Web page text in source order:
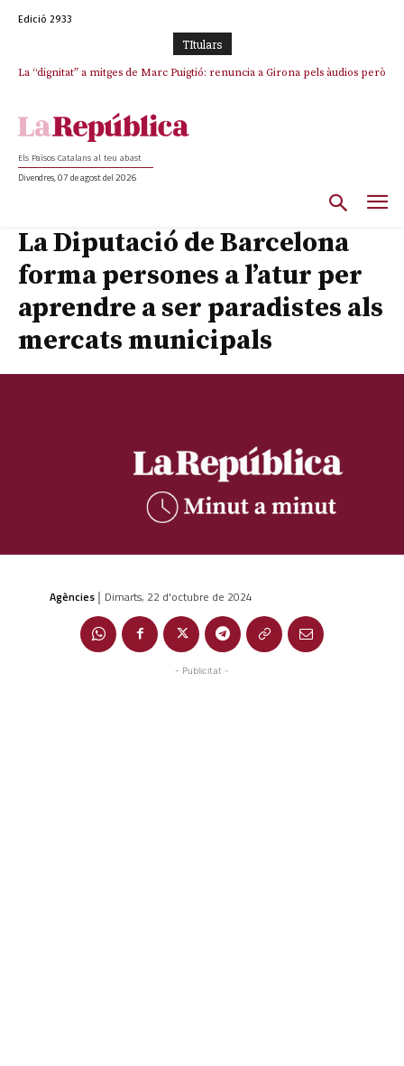
Edició 2933
TItulars
La “dignitat” a mitges de Marc Puigtió: renuncia a Girona pels àudios però
Junts exigeix que Catalunya quedi “fora” del repartiment dels menors
Els Països Catalans al teu abast
Divendres, 07 de agost del 2026
La Diputació de Barcelona
forma persones a l’atur per
aprendre a ser paradistes als
mercats municipals
Agències | Dimarts, 22 d'octubre de 2024
- Publicitat -